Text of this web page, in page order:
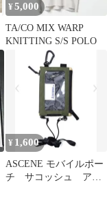
¥5,000
TA/CO MIX WARP
KNITTING S/S POLO
¥ 1,600
ASCENE モバイルポー
チ サコッシュ アウ